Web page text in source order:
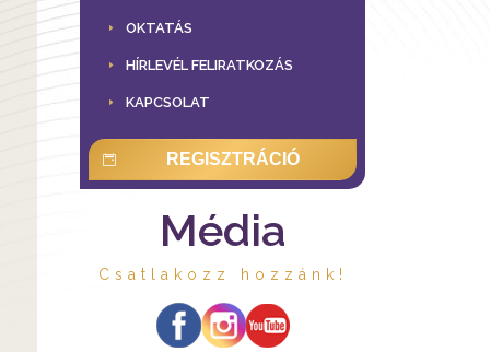
OKTATÁS
HÍRLEVÉL FELIRATKOZÁS
KAPCSOLAT
REGISZTRÁCIÓ
Média
Csatlakozz hozzánk!